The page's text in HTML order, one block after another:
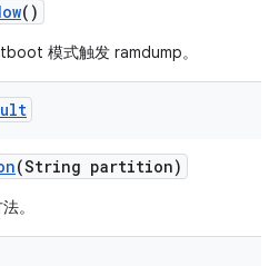
()
模式触发 ramdump。
(String partition)
。